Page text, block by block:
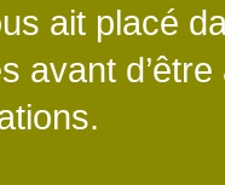
ait placé
avant